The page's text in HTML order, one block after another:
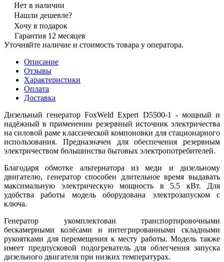
Нет в наличии
Нашли дешевле?
Хочу в подарок
Гарантия 12 месяцев
Уточняйте наличие и стоимость товара у оператора.
Описание
Отзывы
Характеристики
Оплата
Доставка
Дизельный генератор FoxWeld Expert D5500-1 - мощный и
надёжный в применении резервный источник электричества
на силовой раме классической компоновки для стационарного
использования. Предназначен для обеспечения резервным
электричеством большинства бытовых электропотребителей.
Благодаря обмотке альтернатора из меди и дизельному
двигателю, генератор способен длительное время выдавать
максимальную электрическую мощность в 5.5 кВт. Для
удобства работы модель оборудована электрозапуском с
ключа.
Генератор укомплектован транспортировочными
бескамерными колёсами и интегрированными складными
рукоятками для перемещения к месту работы. Модель также
имеет предпусковой подогреватель для облегчения запуска
дизельного двигателя при низких температурах.